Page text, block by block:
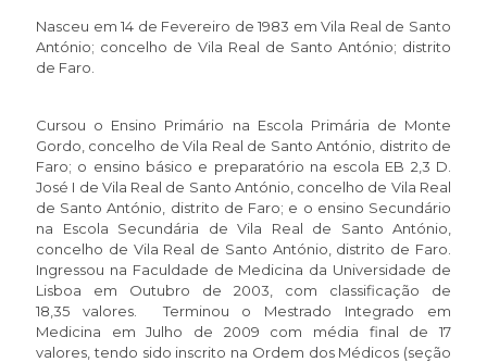
Nasceu em 14 de Fevereiro de 1983 em Vila Real de Santo
António; concelho de Vila Real de Santo António; distrito
de Faro.
Cursou o Ensino Primário na Escola Primária de Monte
Gordo, concelho de Vila Real de Santo António, distrito de
Faro; o ensino básico e preparatório na escola EB 2,3 D.
José I de Vila Real de Santo António, concelho de Vila Real
de Santo António, distrito de Faro; e o ensino Secundário
na Escola Secundária de Vila Real de Santo António,
concelho de Vila Real de Santo António, distrito de Faro.
Ingressou na Faculdade de Medicina da Universidade de
Lisboa em Outubro de 2003, com classificação de
18,35 valores. Terminou o Mestrado Integrado em
Medicina em Julho de 2009 com média final de 17
valores, tendo sido inscrito na Ordem dos Médicos (seção